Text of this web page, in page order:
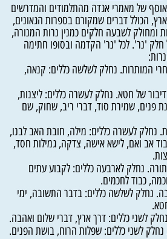
של מאמרי אגדה מהתלמודים והמדרשים
הכולל דברים שמקורם בספרות הגאונים,
ומחולק לשבעה חלקים כמנין נרות המנורה,
'נר'. לכל 'נר' הקדמה ובסופו חתימה
המותרות. נחלק לשלשה כללים: קנאה,
של חטא. נחלק לעשרה כללים: ליצנות,
פנים, שמירת סוד, דברי ריב, שחוק, שם
נחלק לעשרה כללים: מילה, חובת האב לבנו,
אב ואם, לישא אישה, צדקה, גמילות חסד,
נחלק לארבעה כללים: לקבוע עתים
כבוד לחכמים.
נחלק לשלשה כללים: בדבר התשובה, ימי
לשני כללים: דרך ארץ, דברי שלום ואהבה.
לשני כללים: שפלות הרוח, בושת הפנים.